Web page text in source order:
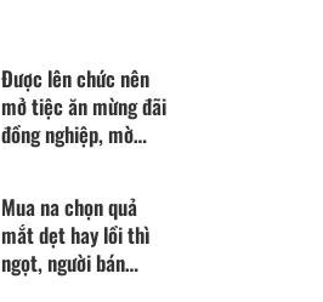
Được lên chức nên
mở tiệc ăn mừng đãi
đồng nghiệp, mờ
thót tim khi thấy
người bên cạnh
Mua na chọn quả
mắt dẹt hay lồi thì
ngọt, người bán